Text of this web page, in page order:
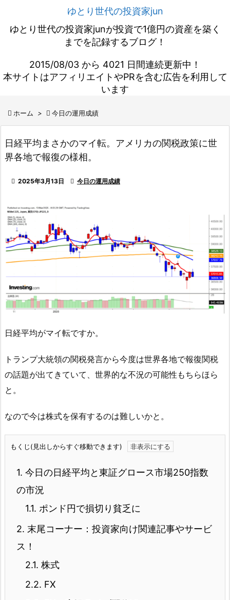
ゆとり世代の投資家jun
ゆとり世代の投資家junが投資で1億円の資産を築く
までを記録するブログ！
2015/08/03 から 4021 日間連続更新中！
本サイトはアフィリエイトやPRを含む広告を利用して
います
 ホーム >  今日の運用成績
日経平均まさかのマイ転。アメリカの関税政策に世
界各地で報復の様相。
 2025年3月13日  今日の運用成績
日経平均がマイ転ですか。
トランプ大統領の関税発言から今度は世界各地で報復関税
の話題が出てきていて、世界的な不況の可能性もちらほら
と。
なので今は株式を保有するのは難しいかと。
もくじ(見出しからすぐ移動できます)
1. 今日の日経平均と東証グロース市場250指数
の市況
1.1. ポンド円で損切り貧乏に
2. 末尾コーナー：投資家向け関連記事やサービ
ス！
2.1. 株式
2.2. FX